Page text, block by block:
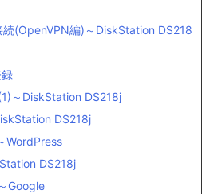
(OpenVPN編)～DiskStation DS218
～DiskStation DS218j
DS218j
WordPress
DS218j
Google